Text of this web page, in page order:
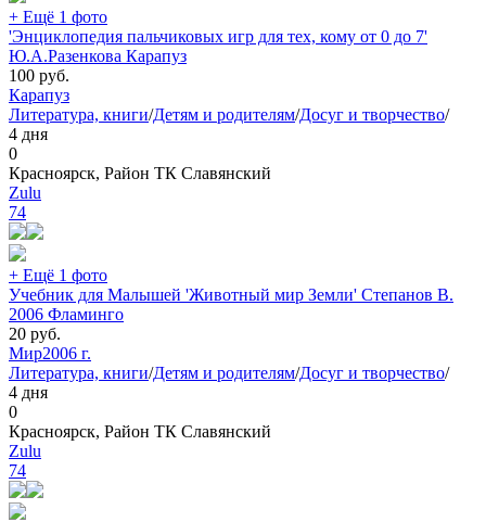
+ Ещё 1 фото
'Энциклопедия пальчиковых игр для тех, кому от 0 до 7'
Ю.А.Разенкова Карапуз
100 руб.
Карапуз
Литература, книги/Детям и родителям/Досуг и творчество/
4 дня
0
Красноярск, Район ТК Славянский
Zulu
74
+ Ещё 1 фото
Учебник для Малышей 'Животный мир Земли' Степанов В.
2006 Фламинго
20 руб.
Мир2006 г.
Литература, книги/Детям и родителям/Досуг и творчество/
4 дня
0
Красноярск, Район ТК Славянский
Zulu
74